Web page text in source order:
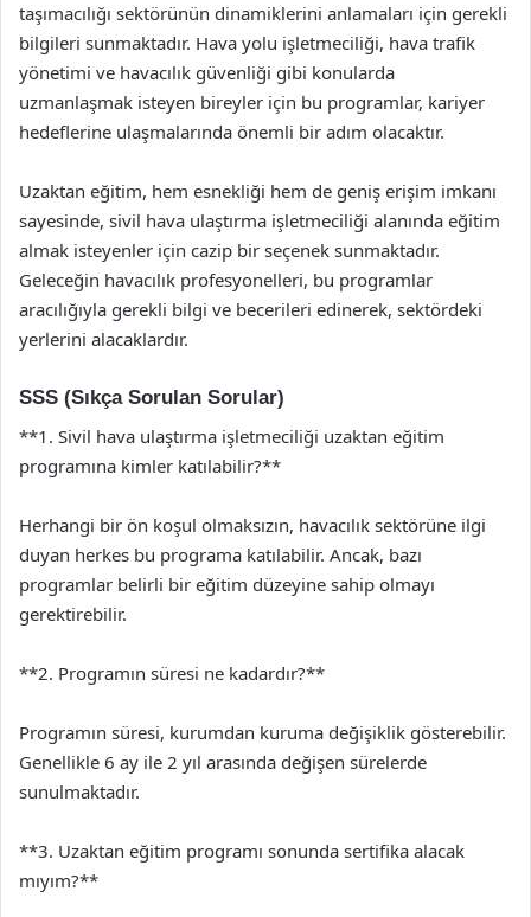
taşımacılığı sektörünün dinamiklerini anlamaları için gerekli
bilgileri sunmaktadır. Hava yolu işletmeciliği, hava trafik
yönetimi ve havacılık güvenliği gibi konularda
uzmanlaşmak isteyen bireyler için bu programlar, kariyer
hedeflerine ulaşmalarında önemli bir adım olacaktır.
Uzaktan eğitim, hem esnekliği hem de geniş erişim imkanı
sayesinde, sivil hava ulaştırma işletmeciliği alanında eğitim
almak isteyenler için cazip bir seçenek sunmaktadır.
Geleceğin havacılık profesyonelleri, bu programlar
aracılığıyla gerekli bilgi ve becerileri edinerek, sektördeki
yerlerini alacaklardır.
SSS (Sıkça Sorulan Sorular)
**1. Sivil hava ulaştırma işletmeciliği uzaktan eğitim
programına kimler katılabilir?**
Herhangi bir ön koşul olmaksızın, havacılık sektörüne ilgi
duyan herkes bu programa katılabilir. Ancak, bazı
programlar belirli bir eğitim düzeyine sahip olmayı
gerektirebilir.
**2. Programın süresi ne kadardır?**
Programın süresi, kurumdan kuruma değişiklik gösterebilir.
Genellikle 6 ay ile 2 yıl arasında değişen sürelerde
sunulmaktadır.
**3. Uzaktan eğitim programı sonunda sertifika alacak
mıyım?**